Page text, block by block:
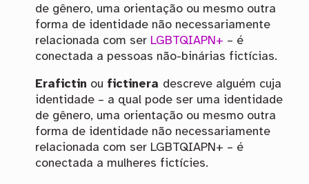
de gênero, uma orientação ou mesmo outra
forma de identidade não necessariamente
relacionada com ser LGBTQIAPN+ – é
conectada a pessoas não-binárias fictícias.
Erafictin ou fictinera descreve alguém cuja
identidade – a qual pode ser uma identidade
de gênero, uma orientação ou mesmo outra
forma de identidade não necessariamente
relacionada com ser LGBTQIAPN+ – é
conectada a mulheres fictícies.